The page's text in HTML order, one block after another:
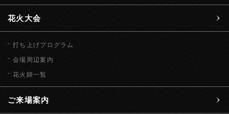
花火大会
打ち上げプログラム
会場周辺案内
花火師一覧
ご来場案内